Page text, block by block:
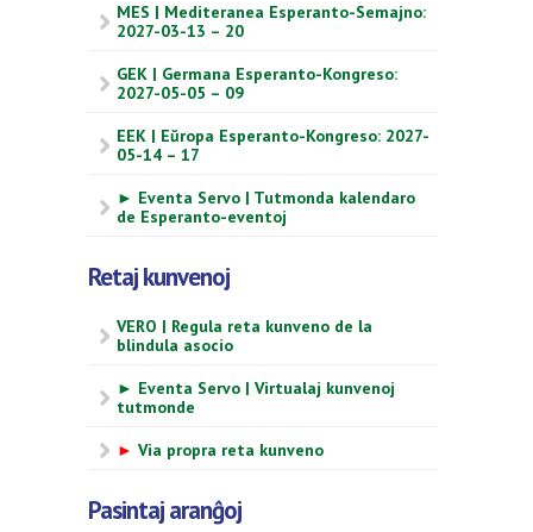
MES | Mediteranea Esperanto-Semajno:
2027-03-13 – 20
GEK | Germana Esperanto-Kongreso:
2027-05-05 – 09
EEK | Eŭropa Esperanto-Kongreso: 2027-
05-14 – 17
► Eventa Servo | Tutmonda kalendaro
de Esperanto-eventoj
Retaj kunvenoj
VERO | Regula reta kunveno de la
blindula asocio
► Eventa Servo | Virtualaj kunvenoj
tutmonde
► Via propra reta kunveno
Pasintaj aranĝoj